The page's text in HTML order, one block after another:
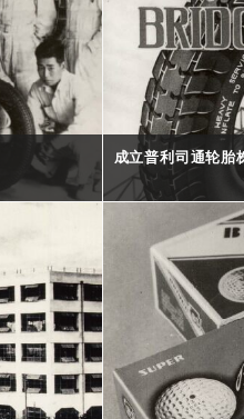
成立普利司通轮胎